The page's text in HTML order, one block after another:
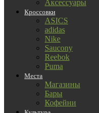
Аксессуары
Кроссовки
ASICS
adidas
Nike
Saucony
Reebok
Puma
Места
Магазины
Бары
Кофейни